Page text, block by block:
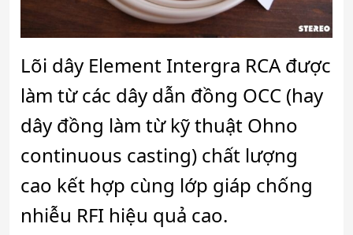
Lõi dây Element Intergra RCA được
làm từ các dây dẫn đồng OCC (hay
dây đồng làm từ kỹ thuật Ohno
continuous casting) chất lượng
cao kết hợp cùng lớp giáp chống
nhiễu RFI hiệu quả cao.